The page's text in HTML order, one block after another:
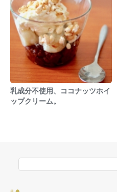
乳成分不使用、ココナッツホイ
ップクリーム。